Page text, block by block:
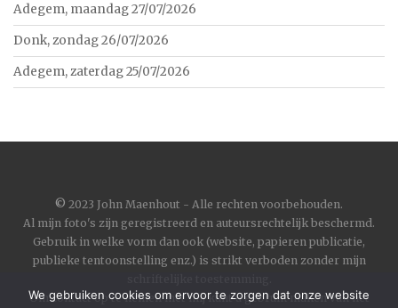
Adegem, maandag 27/07/2026
Donk, zondag 26/07/2026
Adegem, zaterdag 25/07/2026
© 2023 John Maenhout - Alle rechten voorbehouden.
Al mijn foto's zijn geregistreerd en auteursrechtelijk beschermd.
Gebruik in welke vorm dan ook (website, papieren publicatie,
publieke tentoonstelling enz.) is strikt verboden zonder mijn
Om contact op te nemen met mij kunt u gebruik maken van het
We gebruiken cookies om ervoor te zorgen dat onze website